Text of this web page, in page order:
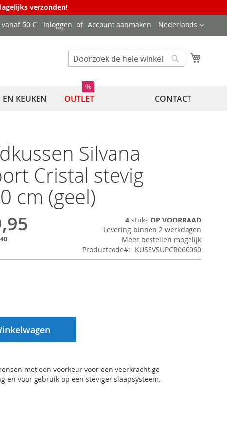
verzonden!
Taal
Nederlands
50 € Inloggen Account aanmaken
Zoek
EN KEUKEN OUTLET
%
CONTACT
Silvana
Cristal stevig
cm (geel)
4 stuks OP VOORRAAD
Levering binnen 2 werkdagen
Meer bestellen mogelijk
Productcode
KUSSVSUPCR060060
met een voorkeur voor een veerkrachtige
en voor gebruik op een steviger slaapsysteem.